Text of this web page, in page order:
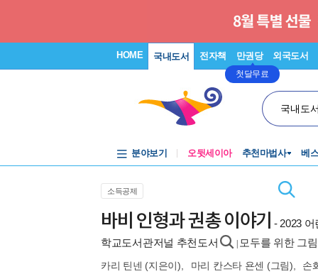
HOME 국내도서 전자책 만권당
첫달무료
외국도서
국내도
분야보기 오뒷세이아 추천마법사 베
소득공제
바비 인형과 권총 이야기
- 2023
학교도서관저널 추천도서
모두를 위한 그
카리 틴넨 (지은이), 마리 칸스타 욘센 (그림), 손